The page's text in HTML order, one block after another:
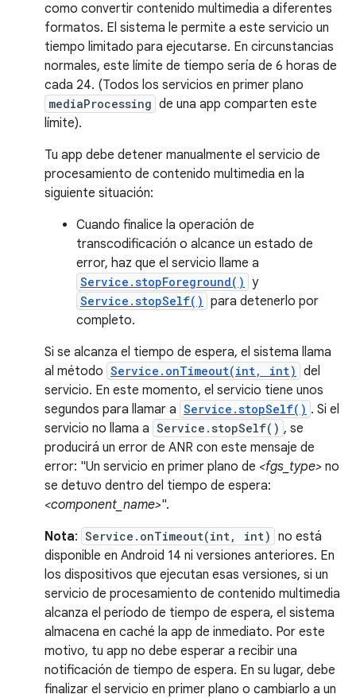
como convertir contenido multimedia a diferentes
formatos. El sistema le permite a este servicio un
tiempo limitado para ejecutarse. En circunstancias
normales, este límite de tiempo sería de 6 horas de
cada 24. (Todos los servicios en primer plano
mediaProcessing de una app comparten este
límite).
Tu app debe detener manualmente el servicio de
procesamiento de contenido multimedia en la
siguiente situación:
Cuando finalice la operación de
transcodificación o alcance un estado de
error, haz que el servicio llame a
Service.stopForeground() y
Service.stopSelf() para detenerlo por
completo.
Si se alcanza el tiempo de espera, el sistema llama
al método Service.onTimeout(int, int) del
servicio. En este momento, el servicio tiene unos
segundos para llamar a Service.stopSelf() . Si el
servicio no llama a Service.stopSelf() , se
producirá un error de ANR con este mensaje de
error: "Un servicio en primer plano de <fgs_type> no
se detuvo dentro del tiempo de espera:
<component_name>".
Nota: Service.onTimeout(int, int) no está
disponible en Android 14 ni versiones anteriores. En
los dispositivos que ejecutan esas versiones, si un
servicio de procesamiento de contenido multimedia
alcanza el período de tiempo de espera, el sistema
almacena en caché la app de inmediato. Por este
motivo, tu app no debe esperar a recibir una
notificación de tiempo de espera. En su lugar, debe
finalizar el servicio en primer plano o cambiarlo a un